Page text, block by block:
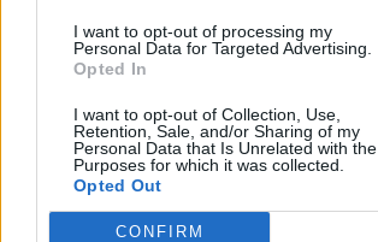
I want to opt-out of processing my
Personal Data for Targeted Advertising.
Opted In
I want to opt-out of Collection, Use,
Retention, Sale, and/or Sharing of my
Personal Data that Is Unrelated with the
Purposes for which it was collected.
Opted Out
CONFIRM